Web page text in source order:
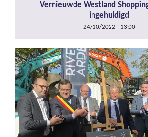
Vernieuwde Westland
ingehuldigd
24/10/2022 - 13:00